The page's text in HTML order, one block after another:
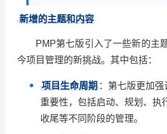
新增的主题和内容
PMP第七版引入了一些新的主
今项目管理的新挑战。其中包括：
项目生命周期 ：第七版更加强
重要性，包括启动、规划、执
收尾等不同阶段的管理。